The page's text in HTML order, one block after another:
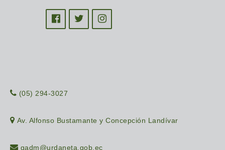
(05) 294-3027
Av. Alfonso Bustamante y Concepción Landívar
gadm@urdaneta.gob.ec